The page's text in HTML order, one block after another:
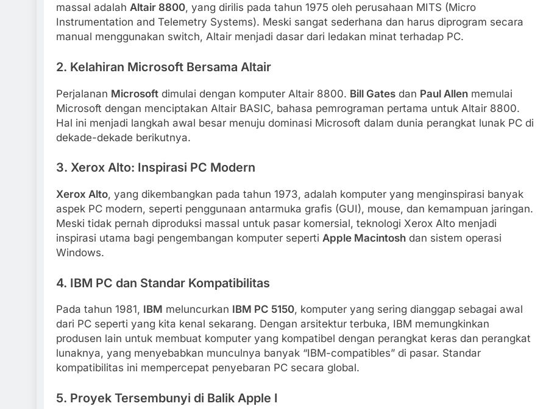
massal adalah Altair 8800, yang dirilis pada tahun 1975 oleh perusahaan MITS (Micro
Instrumentation and Telemetry Systems). Meski sangat sederhana dan harus diprogram secara
manual menggunakan switch, Altair menjadi dasar dari ledakan minat terhadap PC.
2. Kelahiran Microsoft Bersama Altair
Perjalanan Microsoft dimulai dengan komputer Altair 8800. Bill Gates dan Paul Allen memulai
Microsoft dengan menciptakan Altair BASIC, bahasa pemrograman pertama untuk Altair 8800.
Hal ini menjadi langkah awal besar menuju dominasi Microsoft dalam dunia perangkat lunak PC di
dekade-dekade berikutnya.
3. Xerox Alto: Inspirasi PC Modern
Xerox Alto, yang dikembangkan pada tahun 1973, adalah komputer yang menginspirasi banyak
aspek PC modern, seperti penggunaan antarmuka grafis (GUI), mouse, dan kemampuan jaringan.
Meski tidak pernah diproduksi massal untuk pasar komersial, teknologi Xerox Alto menjadi
inspirasi utama bagi pengembangan komputer seperti Apple Macintosh dan sistem operasi
Windows.
4. IBM PC dan Standar Kompatibilitas
Pada tahun 1981, IBM meluncurkan IBM PC 5150, komputer yang sering dianggap sebagai awal
dari PC seperti yang kita kenal sekarang. Dengan arsitektur terbuka, IBM memungkinkan
produsen lain untuk membuat komputer yang kompatibel dengan perangkat keras dan perangkat
lunaknya, yang menyebabkan munculnya banyak “IBM-compatibles” di pasar. Standar
kompatibilitas ini mempercepat penyebaran PC secara global.
5. Proyek Tersembunyi di Balik Apple I